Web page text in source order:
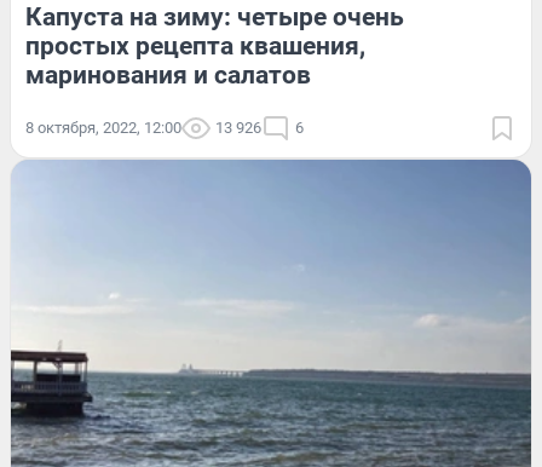
Капуста на зиму: четыре очень
простых рецепта квашения,
маринования и салатов
8 октября, 2022, 12:00 13 926 6